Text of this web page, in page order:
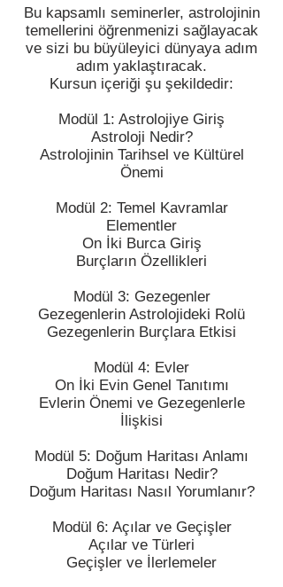
Bu kapsamlı seminerler, astrolojinin
temellerini öğrenmenizi sağlayacak
ve sizi bu büyüleyici dünyaya adım
adım yaklaştıracak.
Kursun içeriği şu şekildedir:
Modül 1: Astrolojiye Giriş
Astroloji Nedir?
Astrolojinin Tarihsel ve Kültürel
Önemi
Modül 2: Temel Kavramlar
Elementler
On İki Burca Giriş
Burçların Özellikleri
Modül 3: Gezegenler
Gezegenlerin Astrolojideki Rolü
Gezegenlerin Burçlara Etkisi
Modül 4: Evler
On İki Evin Genel Tanıtımı
Evlerin Önemi ve Gezegenlerle
İlişkisi
Modül 5: Doğum Haritası Anlamı
Doğum Haritası Nedir?
Doğum Haritası Nasıl Yorumlanır?
Modül 6: Açılar ve Geçişler
Açılar ve Türleri
Geçişler ve İlerlemeler